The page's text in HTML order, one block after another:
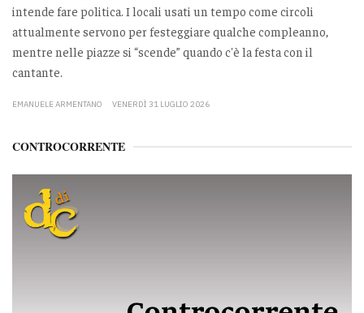
intende fare politica. I locali usati un tempo come circoli
attualmente servono per festeggiare qualche compleanno,
mentre nelle piazze si “scende” quando c'è la festa con il
cantante.
EMANUELE ARMENTANO VENERDÌ 31 LUGLIO 2026
CONTROCORRENTE